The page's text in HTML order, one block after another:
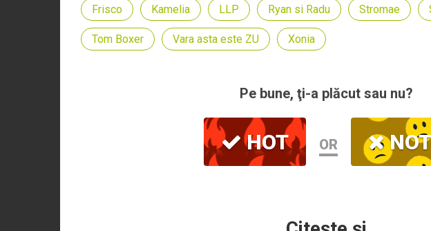
Frisco Kamelia LLP Ryan si Radu Stromae
Tom Boxer Vara asta este ZU Xonia
Pe bune, ţi-a plăcut sau nu?
HOT OR NOT